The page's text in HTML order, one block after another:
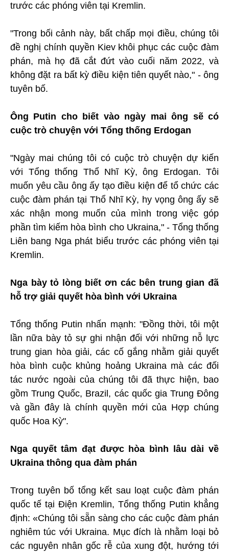
trước các phóng viên tại Kremlin.
"Trong bối cảnh này, bất chấp mọi điều, chúng tôi
đề nghị chính quyền Kiev khôi phục các cuộc đàm
phán, mà họ đã cắt đứt vào cuối năm 2022, và
không đặt ra bất kỳ điều kiện tiên quyết nào," - ông
tuyên bố.
Ông Putin cho biết vào ngày mai ông sẽ có
cuộc trò chuyện với Tổng thống Erdogan
"Ngày mai chúng tôi có cuộc trò chuyện dự kiến
với Tổng thống Thổ Nhĩ Kỳ, ông Erdogan. Tôi
muốn yêu cầu ông ấy tạo điều kiện để tổ chức các
cuộc đàm phán tại Thổ Nhĩ Kỳ, hy vọng ông ấy sẽ
xác nhận mong muốn của mình trong việc góp
phần tìm kiếm hòa bình cho Ukraina," - Tổng thống
Liên bang Nga phát biểu trước các phóng viên tại
Kremlin.
Nga bày tỏ lòng biết ơn các bên trung gian đã
hỗ trợ giải quyết hòa bình với Ukrainа
Tổng thống Putin nhấn mạnh: "Đồng thời, tôi một
lần nữa bày tỏ sự ghi nhận đối với những nỗ lực
trung gian hòa giải, các cố gắng nhằm giải quyết
hòa bình cuộc khủng hoảng Ukrainа mà các đối
tác nước ngoài của chúng tôi đã thực hiện, bao
gồm Trung Quốc, Brazil, các quốc gia Trung Đông
và gần đây là chính quyền mới của Hợp chúng
quốc Hoa Kỳ".
Nga quyết tâm đạt được hòa bình lâu dài về
Ukrainа thông qua đàm phán
Trong tuyên bố tổng kết sau loạt cuộc đàm phán
quốc tế tại Điện Kremlin, Tổng thống Putin khẳng
định: «Chúng tôi sẵn sàng cho các cuộc đàm phán
nghiêm túc với Ukrainа. Mục đích là nhằm loại bỏ
các nguyên nhân gốc rễ của xung đột, hướng tới